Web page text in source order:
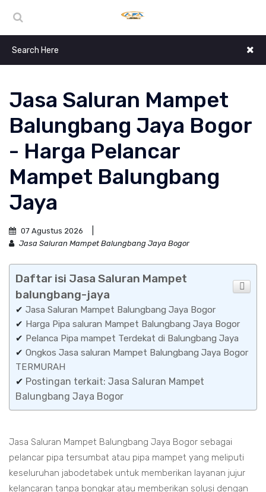
Jasa Saluran Mampet
Balungbang Jaya Bogor
- Harga Pelancar
Mampet Balungbang
Jaya
07 Agustus 2026
Jasa Saluran Mampet Balungbang Jaya Bogor
Daftar isi Jasa Saluran Mampet
balungbang-jaya
✔ Jasa Saluran Mampet Balungbang Jaya Bogor
✔ Harga Pipa saluran Mampet Balungbang Jaya Bogor
✔ Pelanca Pipa mampet Terdekat di Balungbang Jaya
✔ Ongkos Jasa saluran Mampet Balungbang Jaya Bogor
TERMURAH
✔ Postingan terkait: Jasa Saluran Mampet
Balungbang Jaya Bogor
Jasa Saluran Mampet Balungbang Jaya Bogor sebagai
pelancar pipa tersumbat atau pipa mampet yang meliputi
keseluruhan jabodetabek untuk memberikan layanan jujur
kelancaran tanpa bongkar atau memberikan solusi dengan